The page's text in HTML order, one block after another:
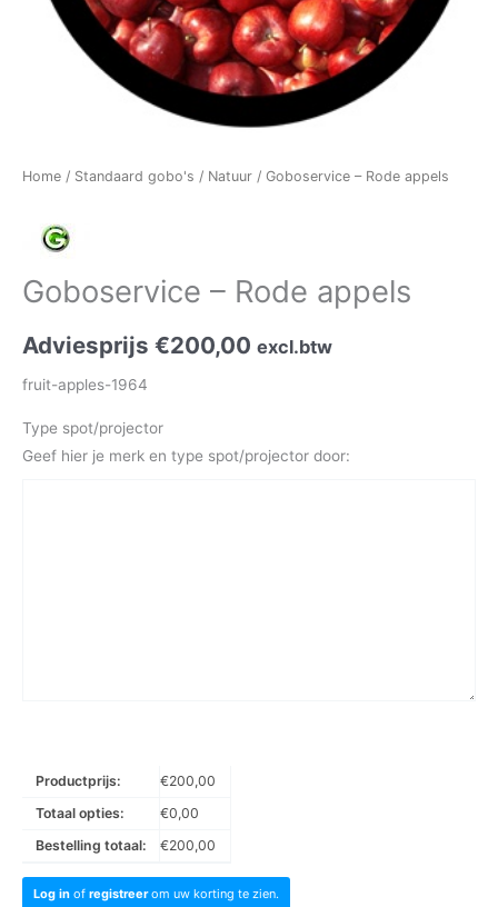
Home / Standaard gobo's / Natuur / Goboservice – Rode appels
Goboservice – Rode appels
Adviesprijs €200,00 excl.btw
fruit-apples-1964
Type spot/projector
Geef hier je merk en type spot/projector door:
Productprijs: €200,00
Totaal opties:
€0,00
Bestelling totaal:
€200,00
Log in of registreerom uw korting te zien.